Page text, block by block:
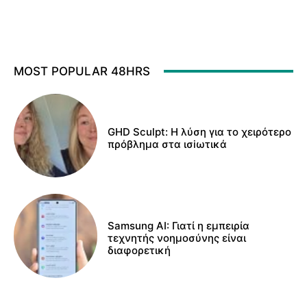
MOST POPULAR 48HRS
GHD Sculpt: Η λύση για το χειρότερο
πρόβλημα στα ισiωτικά
Samsung AI: Γιατί η εμπειρία
τεχνητής νοημοσύνης είναι
διαφορετική